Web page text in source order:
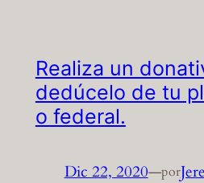
Realiza un
dedúcelo de tu
o federal.
Dic 22, 2020—por